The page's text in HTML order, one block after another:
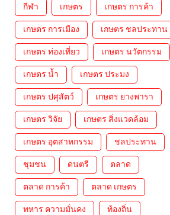
กีฬา เกษตร เกษตร การค้า
เกษตร การเมือง เกษตร ชลประทาน
เกษตร ท่องเที่ยว เกษตร นวัตกรรม
เกษตร น้ำ เกษตร ประมง
เกษตร ปศุสัตว์ เกษตร ยางพารา
เกษตร วิจัย เกษตร สิ่งแวดล้อม
เกษตร อุตสาหกรรม ชลประทาน
ชุมชน ดนตรี ตลาด
ตลาด การค้า ตลาด เกษตร
ทหาร ความมั่นคง ท้องถิ่น